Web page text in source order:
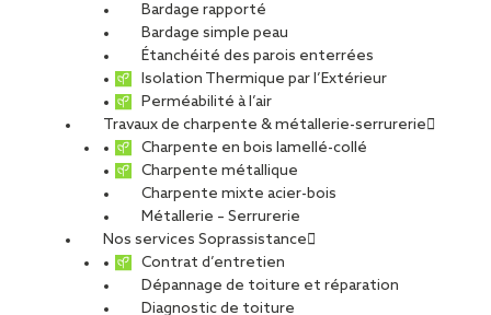
Bardage rapporté
Bardage simple peau
Étanchéité des parois enterrées
Isolation Thermique par l’Extérieur
Perméabilité à l’air
Travaux de charpente & métallerie-serrurerie
Charpente en bois lamellé-collé
Charpente métallique
Charpente mixte acier-bois
Métallerie – Serrurerie
Nos services Soprassistance
Contrat d’entretien
Dépannage de toiture et réparation
Diagnostic de toiture